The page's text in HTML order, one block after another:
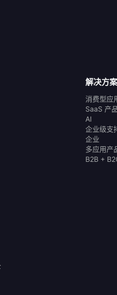
解决方案
消费型应
SaaS 产
AI
企业级支
企业
多应用产
B2B +